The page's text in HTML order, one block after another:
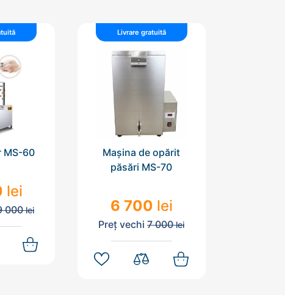
MS-60
lei
000lei
Livrare gratuită
Mașina de opărit
păsări MS-70
6 700 lei
Preț vechi7 000lei